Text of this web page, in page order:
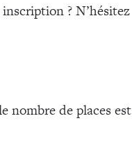
? N’hésitez
nombre de places est